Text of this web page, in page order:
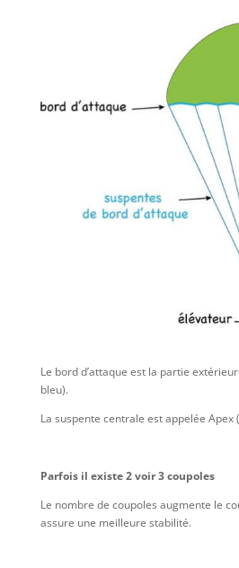
Le bord d’attaque est la partie
bleu).
La suspente centrale est appelée Apex
Parfois il existe 2 voir 3 coupoles
Le nombre de coupoles augmente le
assure une meilleure stabilité.